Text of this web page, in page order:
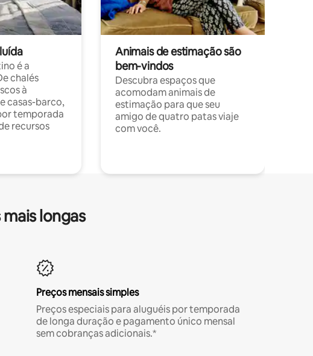
é a
chalés
à
casas-barco,
temporada
recursos
Animais de estimação são
bem-vindos
Descubra espaços que
acomodam animais de
estimação para que seu
amigo de quatro patas viaje
com você.
longas
Preços mensais simples
Preços especiais para aluguéis por temporada
de longa duração e pagamento único mensal
sem cobranças adicionais.*